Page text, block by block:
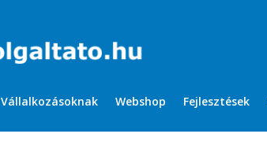
Vállalkozásoknak Webshop Fejlesztések